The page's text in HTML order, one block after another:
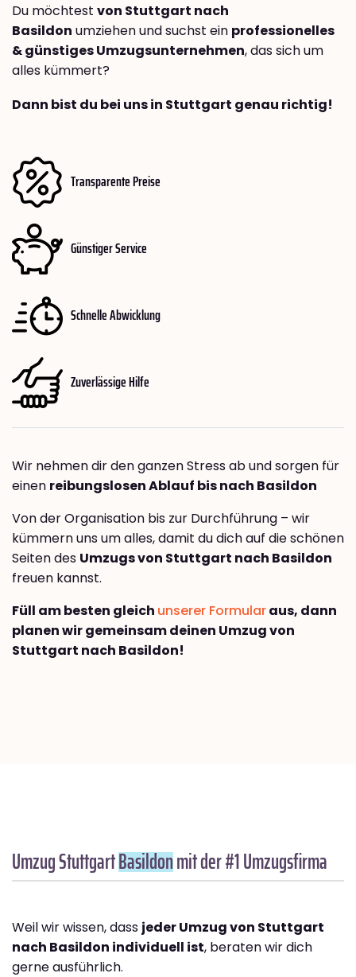
Du möchtest von Stuttgart nach
Basildon umziehen und suchst ein professionelles
& günstiges Umzugsunternehmen, das sich um
alles kümmert?
Dann bist du bei uns in Stuttgart genau richtig!
Transparente Preise
Günstiger Service
Schnelle Abwicklung
Zuverlässige Hilfe
Wir nehmen dir den ganzen Stress ab und sorgen für
einen reibungslosen Ablauf bis nach Basildon
Von der Organisation bis zur Durchführung – wir
kümmern uns um alles, damit du dich auf die schönen
Seiten des Umzugs von Stuttgart nach Basildon
freuen kannst.
Füll am besten gleich unserer Formularaus, dann
planen wir gemeinsam deinen Umzug von
Stuttgart nach Basildon!
Umzug StuttgartBasildonmit der #1 Umzugsfirma
Weil wir wissen, dass jeder Umzug von Stuttgart
nach Basildon individuell ist, beraten wir dich
gerne ausführlich.